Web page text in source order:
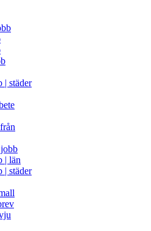
| städer
| län
| städer